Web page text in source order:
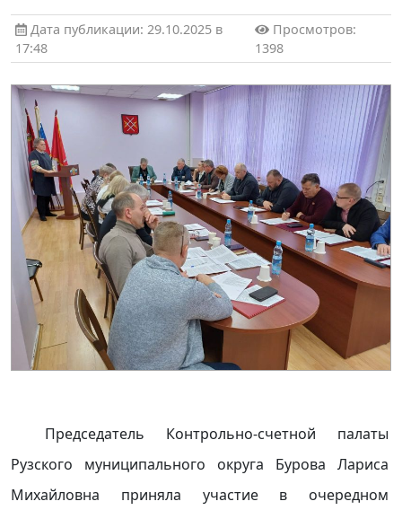
Дата публикации: 29.10.2025 в
17:48
Просмотров:
1398
Председатель Контрольно-счетной палаты
Рузского муниципального округа Бурова Лариса
Михайловна приняла участие в очередном